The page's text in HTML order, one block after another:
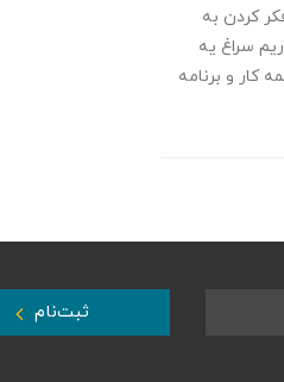
کردن به
سراغ یه
کار و برنامه
ثبت‌نام